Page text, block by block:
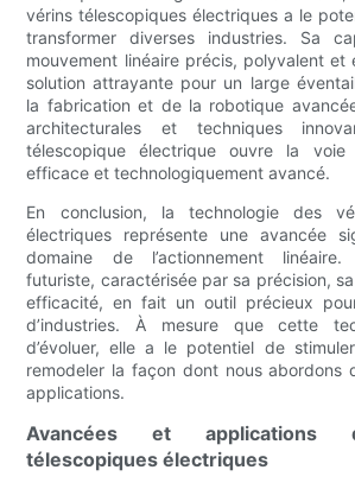
vérins télescopiques électriques a le
transformer diverses industries. Sa
mouvement linéaire précis, polyvalent
solution attrayante pour un large
la fabrication et de la robotique
architecturales et techniques
télescopique électrique ouvre la
efficace et technologiquement avancé.
En conclusion, la technologie des
électriques représente une avancée
domaine de l’actionnement
futuriste, caractérisée par sa précision,
efficacité, en fait un outil précieux
d’industries. À mesure que cette
d’évoluer, elle a le potentiel de
remodeler la façon dont nous abordons
applications.
Avancées et applications
télescopiques électriques